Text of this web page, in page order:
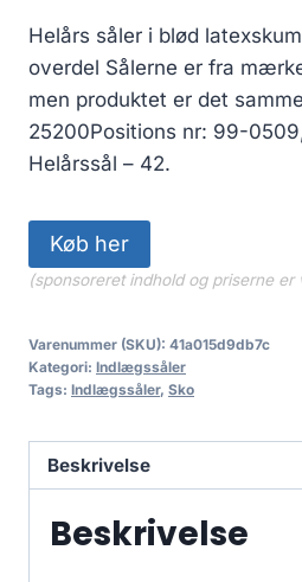
Helårs såler i blød
overdel Sålerne er fra
men produktet er det
25200Positions nr: 99-
Helårssål – 42.
Køb her
(sponsoreret indhold og priserne er
Varenummer (SKU): 41a015d9db7c
Kategori: Indlægssåler
Tags: Indlægssåler, Sko
Beskrivelse
Beskrivelse